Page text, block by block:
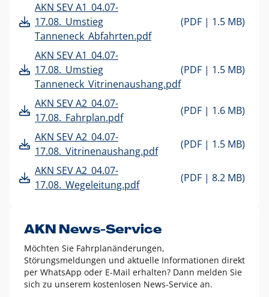
AKN SEV A1_04.07-
17.08._Umstieg
Tanneneck_Abfahrten.pdf
(PDF | 1.5 MB)
AKN SEV A1_04.07-
17.08._Umstieg
Tanneneck_Vitrinenaushang.pdf
(PDF | 1.5 MB)
AKN SEV A2_04.07-
17.08._Fahrplan.pdf
(PDF | 1.6 MB)
AKN SEV A2_04.07-
17.08._Vitrinenaushang.pdf
(PDF | 1.5 MB)
AKN SEV A2_04.07-
17.08._Wegeleitung.pdf
(PDF | 8.2 MB)
AKN News-Service
Möchten Sie Fahrplanänderungen,
Störungsmeldungen und aktuelle Informationen direkt
per WhatsApp oder E-Mail erhalten? Dann melden Sie
sich zu unserem kostenlosen News-Service an.